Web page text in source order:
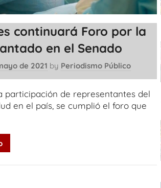
continuará Foro por la
en el Senado
de 2021 by Periodismo Público
participación de representantes del
en el país, se cumplió el foro que